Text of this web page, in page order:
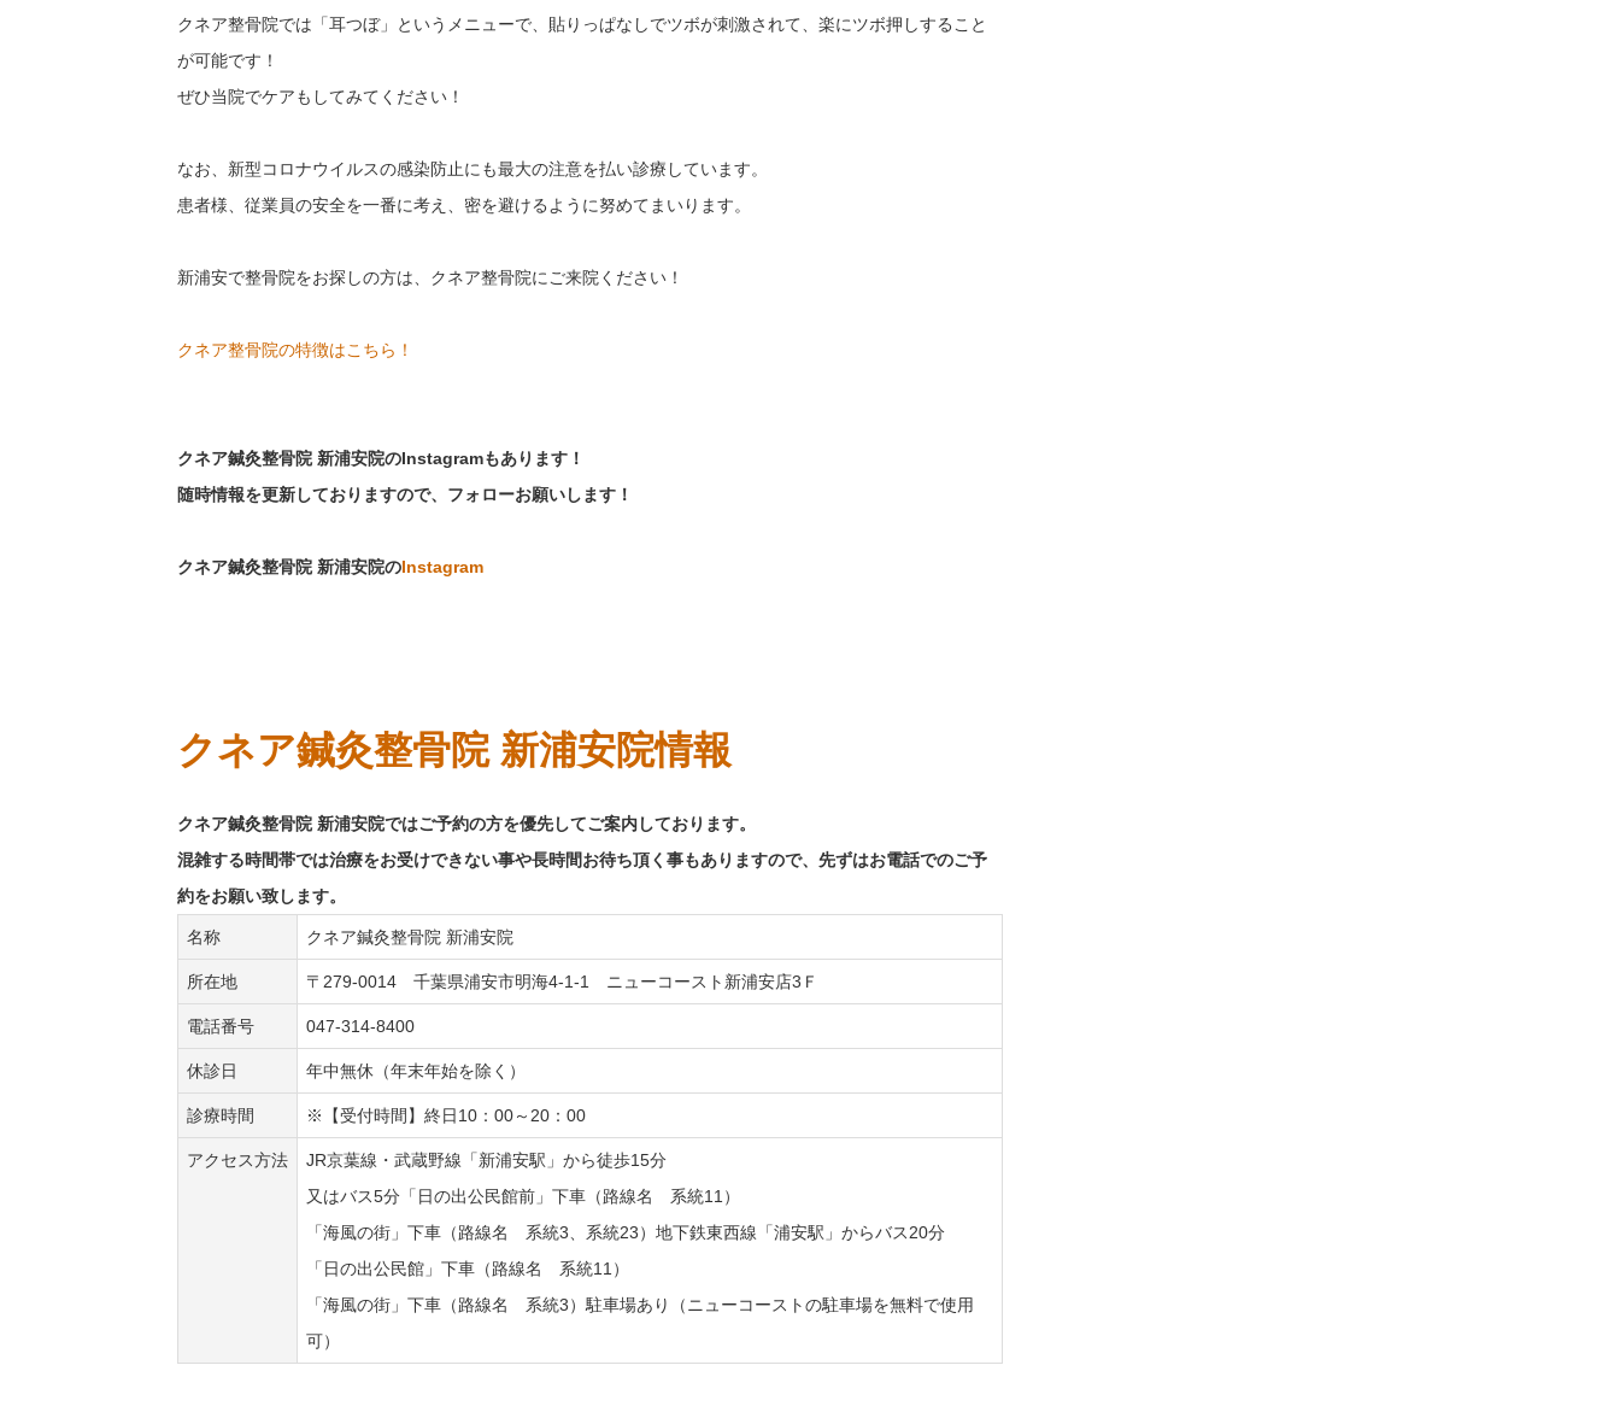
クネア整骨院では「耳つぼ」というメニューで、貼りっぱなしでツボが刺激されて、楽にツボ押しすること
が可能です！
ぜひ当院でケアもしてみてください！
なお、新型コロナウイルスの感染防止にも最大の注意を払い診療しています。
患者様、従業員の安全を一番に考え、密を避けるように努めてまいります。
新浦安で整骨院をお探しの方は、クネア整骨院にご来院ください！
クネア整骨院の特徴はこちら！
クネア鍼灸整骨院 新浦安院のInstagramもあります！
随時情報を更新しておりますので、フォローお願いします！
クネア鍼灸整骨院 新浦安院のInstagram
クネア鍼灸整骨院 新浦安院情報
クネア鍼灸整骨院 新浦安院ではご予約の方を優先してご案内しております。
混雑する時間帯では治療をお受けできない事や長時間お待ち頂く事もありますので、先ずはお電話でのご予
約をお願い致します。
名称 クネア鍼灸整骨院 新浦安院
所在地 〒279-0014 千葉県浦安市明海4-1-1 ニューコースト新浦安店3Ｆ
電話番号 047-314-8400
休診日 年中無休（年末年始を除く）
診療時間 ※【受付時間】終日10：00～20：00
アクセス方法
JR京葉線・武蔵野線「新浦安駅」から徒歩15分
又はバス5分「日の出公民館前」下車（路線名 系統11）
「海風の街」下車（路線名 系統3、系統23）地下鉄東西線「浦安駅」からバス20分
「日の出公民館」下車（路線名 系統11）
「海風の街」下車（路線名 系統3）駐車場あり（ニューコーストの駐車場を無料で使用
可）